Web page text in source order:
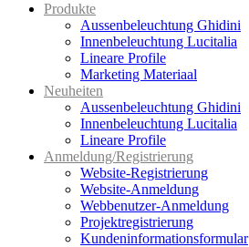
Produkte
Aussenbeleuchtung Ghidini
Innenbeleuchtung Lucitalia
Lineare Profile
Marketing Materiaal
Neuheiten
Aussenbeleuchtung Ghidini
Innenbeleuchtung Lucitalia
Lineare Profile
Anmeldung/Registrierung
Website-Registrierung
Website-Anmeldung
Webbenutzer-Anmeldung
Projektregistrierung
Kundeninformationsformular